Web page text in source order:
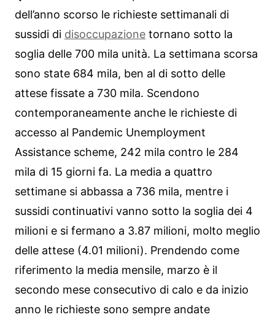
dell’anno scorso le richieste settimanali di
sussidi di disoccupazione tornano sotto la
soglia delle 700 mila unità. La settimana scorsa
sono state 684 mila, ben al di sotto delle
attese fissate a 730 mila. Scendono
contemporaneamente anche le richieste di
accesso al Pandemic Unemployment
Assistance scheme, 242 mila contro le 284
mila di 15 giorni fa. La media a quattro
settimane si abbassa a 736 mila, mentre i
sussidi continuativi vanno sotto la soglia dei 4
milioni e si fermano a 3.87 milioni, molto meglio
delle attese (4.01 milioni). Prendendo come
riferimento la media mensile, marzo è il
secondo mese consecutivo di calo e da inizio
anno le richieste sono sempre andate